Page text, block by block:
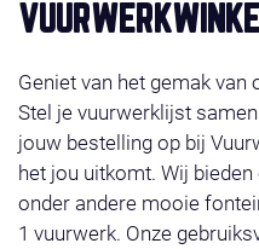
Geniet van het gemak van
Stel je vuurwerklijst
jouw bestelling op bij
het jou uitkomt. Wij
onder andere mooie
1 vuurwerk. Onze